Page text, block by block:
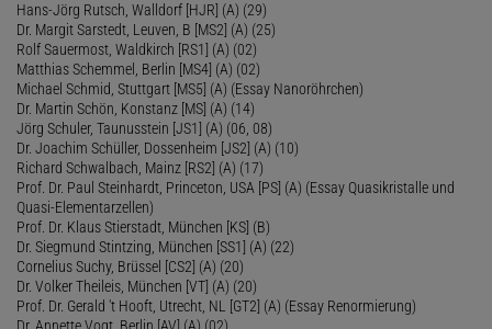
Hans-Jörg Rutsch, Walldorf [HJR] (A) (29)
Dr. Margit Sarstedt, Leuven, B [MS2] (A) (25)
Rolf Sauermost, Waldkirch [RS1] (A) (02)
Matthias Schemmel, Berlin [MS4] (A) (02)
Michael Schmid, Stuttgart [MS5] (A) (Essay Nanoröhrchen)
Dr. Martin Schön, Konstanz [MS] (A) (14)
Jörg Schuler, Taunusstein [JS1] (A) (06, 08)
Dr. Joachim Schüller, Dossenheim [JS2] (A) (10)
Richard Schwalbach, Mainz [RS2] (A) (17)
Prof. Dr. Paul Steinhardt, Princeton, USA [PS] (A) (Essay Quasikristalle und
Quasi-Elementarzellen)
Prof. Dr. Klaus Stierstadt, München [KS] (B)
Dr. Siegmund Stintzing, München [SS1] (A) (22)
Cornelius Suchy, Brüssel [CS2] (A) (20)
Dr. Volker Theileis, München [VT] (A) (20)
Prof. Dr. Gerald 't Hooft, Utrecht, NL [GT2] (A) (Essay Renormierung)
Dr. Annette Vogt, Berlin [AV] (A) (02)